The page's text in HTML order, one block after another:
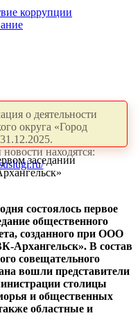
коррупции
о деятельности
округа «Город
находятся:
заседании
состоялось первое
общественного
созданного при ООО
Архангельск». В состав
совещательного
вошли представители
столицы
и общественных
областные и